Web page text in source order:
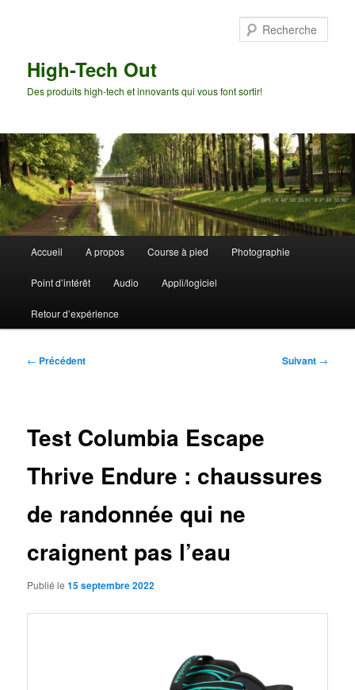
High-Tech Out
Des produits high-tech et innovants qui vous font sortir!
principal
Accueil A propos Course à pied Photographie
Point d’intérêt Audio Appli/logiciel
Retour d’expérience
Navigation
← Précédent Suivant →
Test Columbia Escape
Thrive Endure : chaussures
de randonnée qui ne
craignent pas l’eau
Publié le15 septembre 2022